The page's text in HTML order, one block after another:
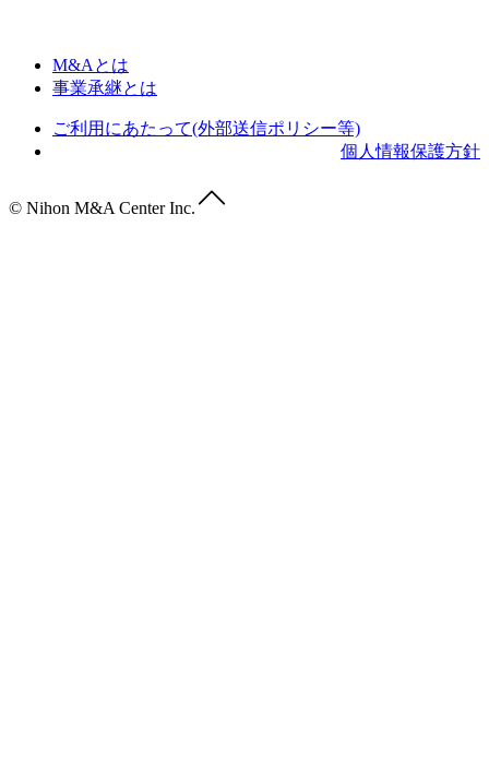
M&Aとは
事業承継とは
ご利用にあたって(外部送信ポリシー等)
個人情報保護方針
© Nihon M&A Center Inc.